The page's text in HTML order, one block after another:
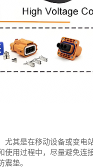
其是在移动设备或变
用过程中，尽量避免
垫。